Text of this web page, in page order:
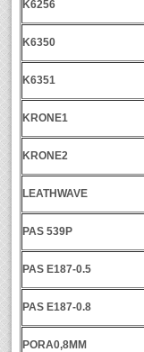
K6256
K6350
K6351
KRONE1
KRONE2
LEATHWAVE
PAS 539P
PAS E187-0.5
PAS E187-0.8
PORA0,8MM